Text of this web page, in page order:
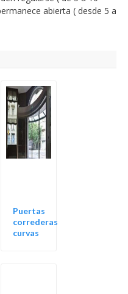
abierta ( desde 5 a
Puertas
correderas
curvas